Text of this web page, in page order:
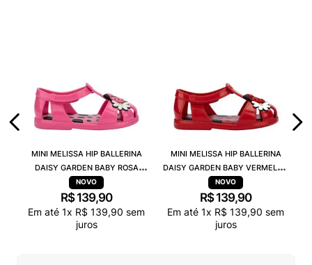
MINI MELISSA HIP BALLERINA
DAISY GARDEN BABY ROSA
PRETO 38115
R$ 139,90
Em até 1x R$ 139,90 sem
juros
MINI MELISSA HIP BALLERINA
DAISY GARDEN BABY VERMELHO
PRETO 38115
R$ 139,90
Em até 1x R$ 139,90 sem
juros